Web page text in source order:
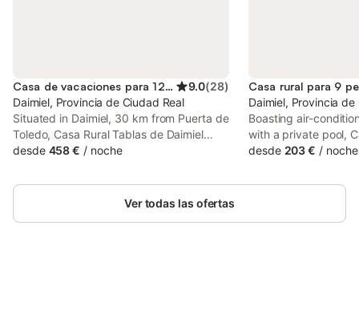
Casa de vacaciones para 12 personas 9.0(28)
Daimiel, Provincia de Ciudad Real
Situated in Daimiel, 30 km from Puerta de
Toledo, Casa Rural Tablas de Daimiel
offers accommodation with a fitness
has a private pool and a garden.
desde 458 € / noche
Casa rural para 9
Daimiel, Provincia de
Boasting air-
with a private pool,
Caleras is set in
37 km from Puerta
desde 203 € / noche
Ver todas las ofertas